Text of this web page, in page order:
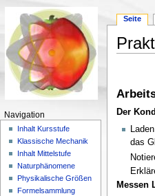
Der
das
Messen
Seite
Navigation
Inhalt Kursstufe
Klassische Mechanik
Inhalt Mittelstufe
Naturphänomene
Physikalische Größen
Formelsammlung